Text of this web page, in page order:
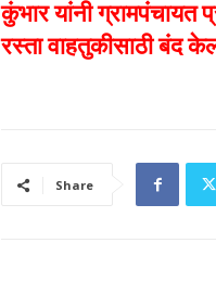
कुंभार यांनी ग्रामपंचायत
रस्ता वाहतुकीसाठी बंद
Share